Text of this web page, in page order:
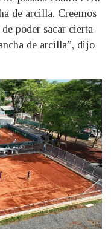
de arcilla. Creemos
poder sacar cierta
de arcilla”, dijo